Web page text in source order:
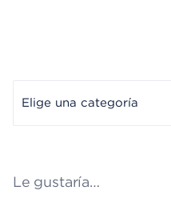
Elige una categoría
Le gustaría…